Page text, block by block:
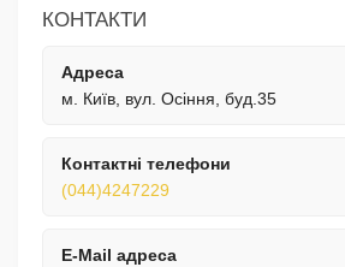
КОНТАКТИ
Адреса
м. Київ, вул. Осіння, буд.35
Контактні телефони
(044)4247229
E-Mail адреса